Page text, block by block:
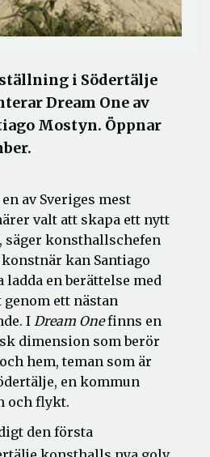
i Södertälje
Dream One av
Mostyn. Öppnar
av Sveriges mest
valt att skapa ett nytt
säger konsthallschefen
konstnär kan Santiago
ladda en berättelse med
ett nästan
I Dream Onefinns en
dimension som berör
hem, teman som är
en kommun
och flykt.
den första